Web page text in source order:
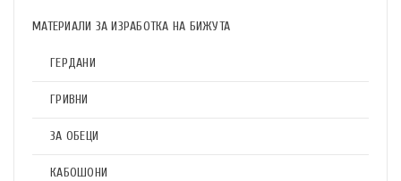
МАТЕРИАЛИ ЗА ИЗРАБОТКА НА БИЖУТА
ГЕРДАНИ
ГРИВНИ
ЗА ОБЕЦИ
КАБОШОНИ